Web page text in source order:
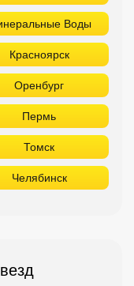
Воды
Красноярск
Оренбург
Пермь
Томск
Челябинск